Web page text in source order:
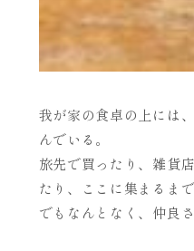
我が家の食卓の上には
んでいる。
旅先で買ったり、雑貨
たり、ここに集まるま
でもなんとなく、仲良さ